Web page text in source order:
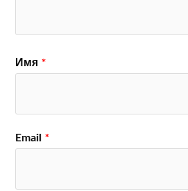
Имя *
Email *